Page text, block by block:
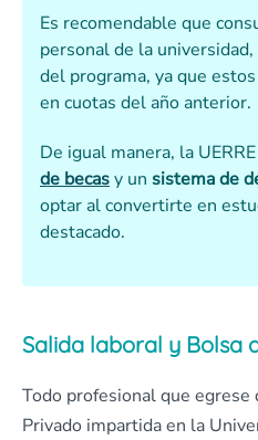
Es recomendable que
personal de la
del programa, ya que
en cuotas del año anterior.
De igual manera, la
de becasy un sistema de
optar al convertirte en
destacado.
Salida laboral y Bolsa
Todo profesional que
Privado impartida en la